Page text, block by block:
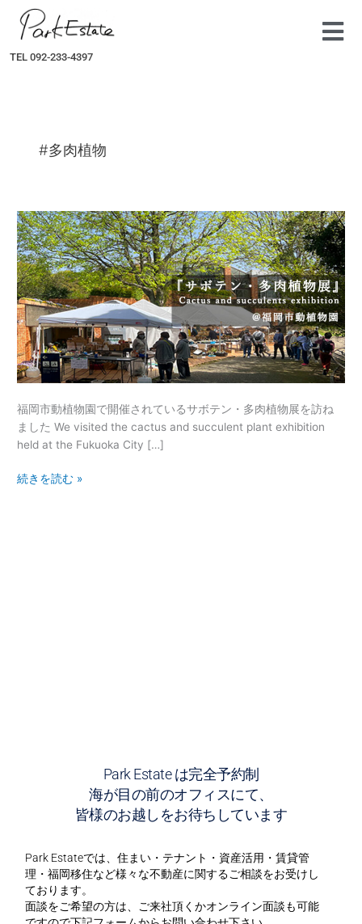
TEL 092-233-4397
#多肉植物
福岡市動植物園で開催されているサボテン・多肉植物展を訪ね
ました We visited the cactus and succulent plant exhibition
held at the Fukuoka City […]
サ
ボ
テ
ン・
多
肉
植
物
展
@
岡
市
動
物
続きを読む »
Park Estate は完全予約制
海が目の前のオフィスにて、
皆様のお越しをお待ちしています
Park Estateでは、住まい・テナント・資産活用・賃貸管
理・福岡移住など様々な不動産に関するご相談をお受けし
ております。
面談をご希望の方は、ご来社頂くかオンライン面談も可能